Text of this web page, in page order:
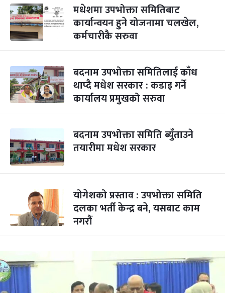
मधेशमा उपभोक्ता समितिबाट
कार्यान्वयन हुने योजनामा चलखेल,
कर्मचारीकै सरुवा
बदनाम उपभोक्ता समितिलाई काँध
थाप्दै मधेश सरकार : कडाइ गर्ने
कार्यालय प्रमुखको सरुवा
बदनाम उपभोक्ता समिति ब्युँताउने
तयारीमा मधेश सरकार
योगेशको प्रस्ताव : उपभोक्ता समिति
दलका भर्ती केन्द्र बने, यसबाट काम
नगरौं